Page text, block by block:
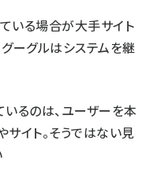
いる場合が大手サイト
ーグルはシステムを継
るのは、ユーザーを本
イト。そうではない見